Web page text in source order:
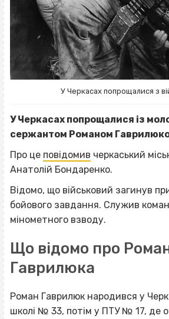
У Черкасах попрощалися з
УЧеркасах попрощалися із
сержантом Романом
Про це повідомив черкаський
Анатолій Бондаренко.
Відомо, що військовий загинув
бойового завдання. Служив
мінометного взводу.
Що відомо про
Гаврилюка
Роман Гаврилюк народився у
школі № 33, потім у ПТУ № 17, де